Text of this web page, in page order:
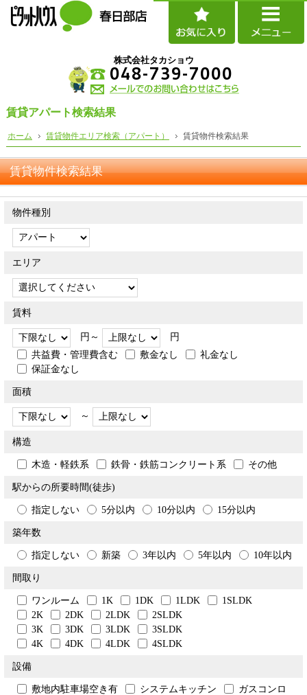
株式会社タカショウ
048-739-7000
賃貸アパート検索結果
ホーム 賃貸物件エリア検索（アパート） 賃貸物件検索結果
賃貸物件検索結果
物件種別
エリア
賃料
円～
円
共益費・管理費含む
敷金なし
礼金なし
保証金なし
面積
～
構造
木造・軽鉄系 鉄骨・鉄筋コンクリート系 その他
駅からの所要時間(徒歩)
指定しない 5分以内 10分以内 15分以内
築年数
指定しない 新築 3年以内 5年以内 10年以内
間取り
ワンルーム 1K 1DK 1LDK
1SLDK
2K
2DK 2LDK
2SLDK
3K
3DK 3LDK
3SLDK
4K
4DK 4LDK 4SLDK
設備
敷地内駐車場空き有 システムキッチン
ガスコンロ